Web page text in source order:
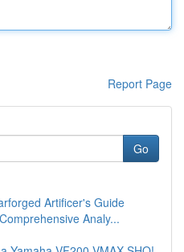
Report Page
Go
Artificer's Guide
Analy...